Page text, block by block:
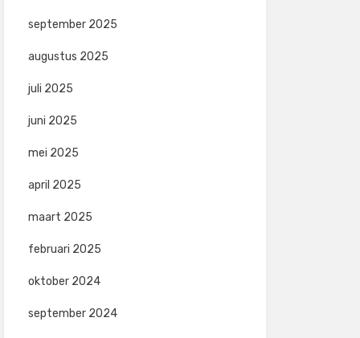
september 2025
augustus 2025
juli 2025
juni 2025
mei 2025
april 2025
maart 2025
februari 2025
oktober 2024
september 2024